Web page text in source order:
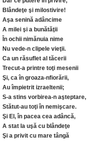
Blândeţe şi milostivire!
Aşa senină adâncime
A milei şi a bunătăţii
În ochii nimănuia nime
Nu vede-n clipele vieţii.
Ca un răsuflet al tăcerii
Trecut-a printre toţi mesenii
Şi, ca în groaza-nfiorării,
Au împietrit izraeltenii;
S-a stins vorbirea-n aşteptare,
Stătut-au toţi în nemişcare.
Şi El, în pacea cea adâncă,
A stat la uşă cu blândeţe
Şi a privit cu mare tângă